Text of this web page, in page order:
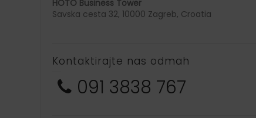
HOTO Business Tower
Savska cesta 32, 10000 Zagreb, Croatia
Kontaktirajte nas odmah
091 3838 767